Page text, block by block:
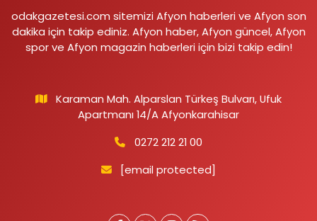
odakgazetesi.com sitemizi Afyon haberleri ve Afyon son
dakika için takip ediniz. Afyon haber, Afyon güncel, Afyon
spor ve Afyon magazin haberleri için bizi takip edin!
Karaman Mah. Alparslan Türkeş Bulvarı, Ufuk
Apartmanı 14/A Afyonkarahisar
0272 212 21 00
[email protected]